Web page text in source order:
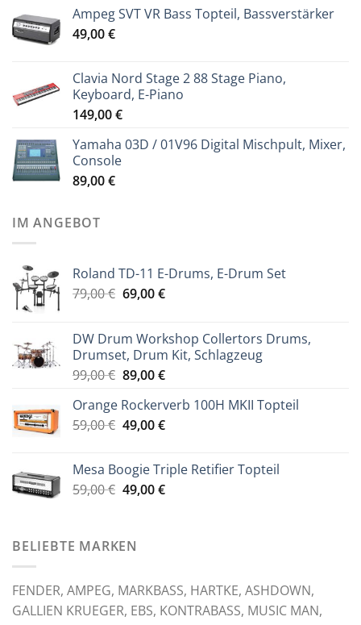
Ampeg SVT VR Bass Topteil, Bassverstärker
49,00€
Clavia Nord Stage 2 88 Stage Piano,
Keyboard, E-Piano
149,00€
Yamaha 03D / 01V96 Digital Mischpult, Mixer,
Console
89,00€
IM ANGEBOT
Roland TD-11 E-Drums, E-Drum Set
79,00€ Ursprünglicher
79,00 €
69,00€Aktueller
69,00 €.
DW Drum Workshop Collertors Drums,
Drumset, Drum Kit, Schlagzeug
99,00€ Ursprünglicher
war:
99,00 €
89,00€Aktueller
ist:
89,00 €.
Orange Rockerverb 100H MKII Topteil
59,00€ Ursprünglicher
59,00 €
49,00€Aktueller
49,00 €.
Mesa Boogie Triple Retifier Topteil
59,00€ Ursprünglicher
59,00 €
49,00€Aktueller
BELIEBTE MARKEN
FENDER, AMPEG, MARKBASS, HARTKE, ASHDOWN,
GALLIEN KRUEGER, EBS, KONTRABASS, MUSIC MAN,